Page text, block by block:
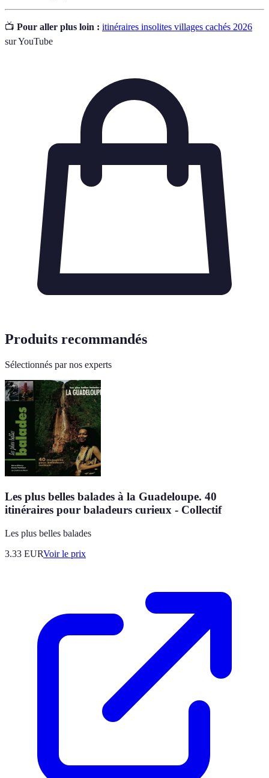
📺 Pour aller plus loin : itinéraires insolites villages cachés 2026
sur YouTube
Produits recommandés
Sélectionnés par nos experts
Les plus belles balades à la Guadeloupe. 40
itinéraires pour baladeurs curieux - Collectif
Les plus belles balades
3.33 EURVoir le prix